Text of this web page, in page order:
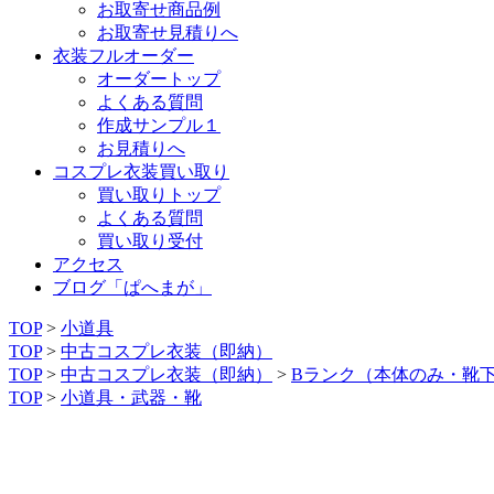
お取寄せ商品例
お取寄せ見積りへ
衣装フルオーダー
オーダートップ
よくある質問
作成サンプル１
お見積りへ
コスプレ衣装買い取り
買い取りトップ
よくある質問
買い取り受付
アクセス
ブログ「ぱへまが」
TOP> 小道具
TOP > 中古コスプレ衣装（即納）
TOP > 中古コスプレ衣装（即納） > Bランク（本体のみ・靴
TOP > 小道具・武器・靴